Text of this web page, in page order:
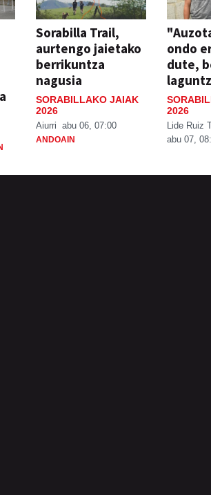
Sorabilla Trail,
aurtengo jaietako
berrikuntza
nagusia
SORABILLAKO JAIAK
2026
Aiurri abu 06, 07:00
ANDOAIN
ondo
dute,
2026
Lide Ruiz
abu 07,